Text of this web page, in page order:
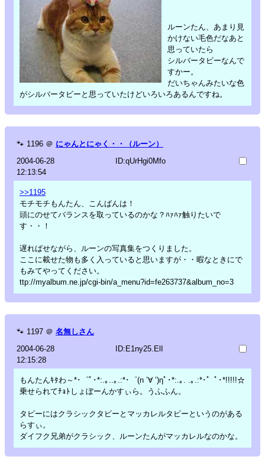
ルーンたん、あまり見
かけない毛色だなあと
思っていたら
シルバータビーなんで
すかー。
だいちゃんみたいな色
がシルバータビーと思っていたけどいろいろあるんですね。
🐾 1196 ＠ にゃんとにゃく・・（ルーン）
2004-06-28
12:13:54
ID:qUrHgi0Mfo
>>1195
モチモチもんたん、こんばんは！
頭にのせてバランスを取っているのかな？ﾊｧﾊｧ触りたいで
す・・！
遅ればせながら、ルーンの写真集をつくりました。
ここに載せた物も多く入っていると思いますが・・暇なときにで
もみてやってください。
ttp://myalbum.ne.jp/cgi-bin/a_menu?id=fe263737&album_no=3
🐾 1197 ＠ 名無しさん
2004-06-28
12:15:28
ID:E1ny25.ElI
もんたんｷﾀわ～*･゜ﾟ･*:.｡..｡.:*･゜(n ’∀ ’)ηﾟ･*:.｡. .｡.:*･゜ﾟ･*!!!!!☆
乗せられてﾁｮﾄしょぼーんかすぃら。うふふん。
タビーにはクラシックタビーとマッカレルタビーというのがある
らすぃ。
ダイフク兄弟がクラシック、ルーンたんがマッカレルなのかな。